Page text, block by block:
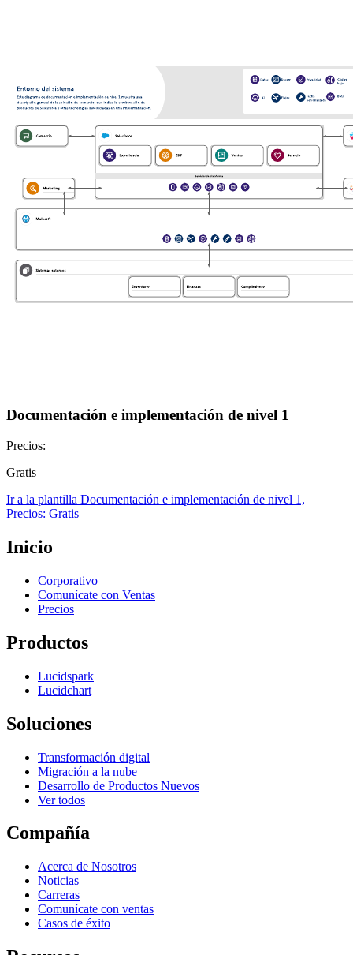
Documentación e implementación de nivel 1
Precios:
Gratis
Ir a la plantilla Documentación e implementación de nivel 1,
Precios: Gratis
Inicio
Corporativo
Comunícate con Ventas
Precios
Productos
Lucidspark
Lucidchart
Soluciones
Transformación digital
Migración a la nube
Desarrollo de Productos Nuevos
Ver todos
Compañía
Acerca de Nosotros
Noticias
Carreras
Comunícate con ventas
Casos de éxito